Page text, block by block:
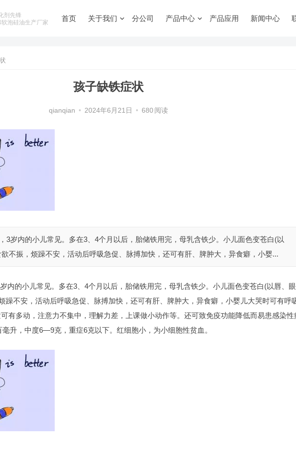
剂先锋
软泡硅油生产厂家
首页 关于我们 分公司 产品中心 产品应用 新闻中心
孩子缺铁症状
qianqian • 2024年6月21日 • 680 阅读
3岁内的小儿常见。多在3、4个月以后，胎储铁用完，母乳含铁少。小儿面色变苍白(以
不振，烦躁不安，活动后呼吸急促、脉搏加快，还可有肝、脾肿大，异食癖，小婴...
岁内的小儿常见。多在3、4个月以后，胎储铁用完，母乳含铁少。小儿面色变苍白(以唇、眼
躁不安，活动后呼吸急促、脉搏加快，还可有肝、脾肿大，异食癖，小婴儿大哭时可有呼
有多动，注意力不集中，理解力差，上课做小动作等。还可致免疫功能降低而易患感染性
升，中度6—9克，重症6克以下。红细胞小，为小细胞性贫血。